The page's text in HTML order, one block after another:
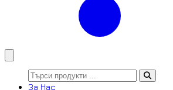
За Нас